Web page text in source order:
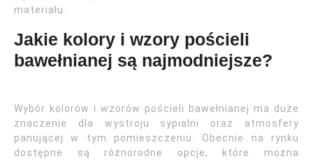
materiału.
Jakie kolory i wzory pościeli
bawełnianej są najmodniejsze?
Wybór kolorów i wzorów pościeli bawełnianej ma duże
znaczenie dla wystroju sypialni oraz atmosfery
panującej w tym pomieszczeniu. Obecnie na rynku
dostępne są różnorodne opcje, które można